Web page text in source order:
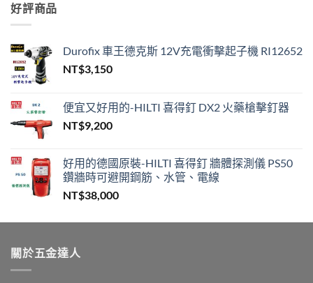
到
NT$650
好評商品
Durofix 車王德克斯 12V充電衝擊起子機 RI12652
NT$3,150
便宜又好用的-HILTI 喜得釘 DX2 火藥槍擊釘器
NT$9,200
好用的德國原裝-HILTI 喜得釘 牆體探測儀 PS50
鑽牆時可避開鋼筋、水管、電線
NT$38,000
關於五金達人